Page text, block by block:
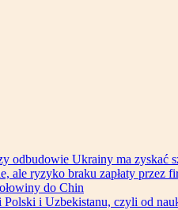
odbudowie Ukrainy ma zyskać
ale ryzyko braku zapłaty przez
do Chin
i Uzbekistanu, czyli od